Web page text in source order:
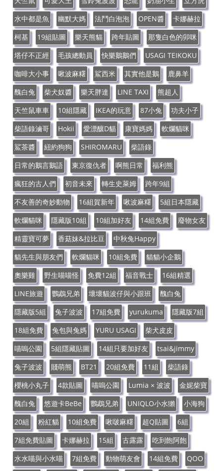
水中都是魚
幽默大媽 法鬥白泡泡 OPEN醬
卡娜赫拉
柯基
19組貼圖 樂天熊貓 跨年貼圖
那隻白色的卯咪
塔仔不正經
毛孩總動員 快樂鵝鵝們
USAGI TEIKOKU
咖啡大小事
啾波麻糬 鯊西米 其實他是鵝
鹿鼻羊
醜白兔
柴犬奴醬 樂天胖達 LINE TAXI
熊超人
天竺鼠車車
10組隱藏 IKEA的玩意 87小兔
功夫小子
柴語錄滷哥
Hokii 愛漂釀D貓 康寶媽媽
軟爛貓咪
鯊茶醬
紐約狗狗 SHIROMARU
柴語錄
日常的鵝言鵝語
東京復仇者 啊熊日常
福利熊
瘋狂的古人們
初音未來 轉生史萊姆
跨年9組
不友善的奇妙動物
16組賀新年 啾波麻糬
5組日本隱藏
軟爛貓咪
隱藏版10組 10組加好友 14組免費
廢物女友
精靈寶可夢
香菇妹&拉比豆
中秋兔Happy
貓先生與朋友們
軟爛貓咪 10組免費
貓貓小企鵝
奧樂雞
野生喵喵怪 免費12組 福音戰士
16組精選
LINE旅遊
鸚鵡兄弟 壞壞貓波仔與小跟班
醜白兔
隱藏版5組
兔子波波 17組免費 yurukuma
隱藏版7組
18組免費
兔包與兔媽 YURU USAGI
柴犬皮皮
喵嗚公園
5組隱藏貼圖 14組只要加好友
tsai&jimmy
兔子波波
賤萌熊 BT21 20組免費 11組
柴語錄
櫻桃小丸子
4款貼圖 喵嗚公園 Lumia × 波波
金妮柴寶
醜白兔
悠遊卡BeBe 鸚鵡兄弟 UNIQLO小水獺
小海狗
20組
粉紅貓 10組免費 啾啵麻糬 超Q貼圖
6組
7組免費貼圖
卡娜赫拉 15組 古露露
吃到飽阿飽
水水喵與小水喵
7組免費 動物萌友會 14組免費 QOO